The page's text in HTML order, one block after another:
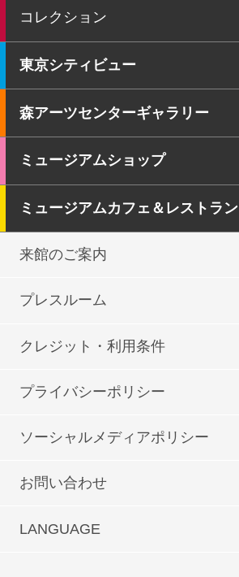
コレクション
東京シティビュー
森アーツセンターギャラリー
ミュージアムショップ
ミュージアムカフェ＆レストラン
来館のご案内
プレスルーム
クレジット・利用条件
プライバシーポリシー
ソーシャルメディアポリシー
お問い合わせ
LANGUAGE